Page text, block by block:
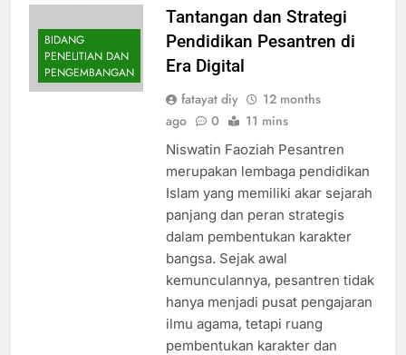
BIDANG
PENELITIAN DAN
PENGEMBANGAN
Tantangan dan Strategi
Pendidikan Pesantren di
Era Digital
fatayat diy
12 months
ago
0 11 mins
Niswatin Faoziah Pesantren
merupakan lembaga pendidikan
Islam yang memiliki akar sejarah
panjang dan peran strategis
dalam pembentukan karakter
bangsa. Sejak awal
kemunculannya, pesantren tidak
hanya menjadi pusat pengajaran
ilmu agama, tetapi ruang
pembentukan karakter dan